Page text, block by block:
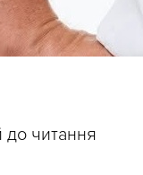
до читання